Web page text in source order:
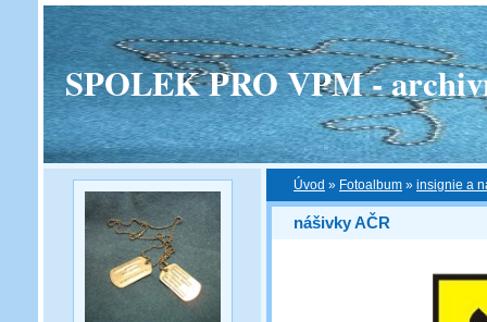
SPOLEK PRO VPM -
Úvod » Fotoalbum » insignie a
nášivky AČR